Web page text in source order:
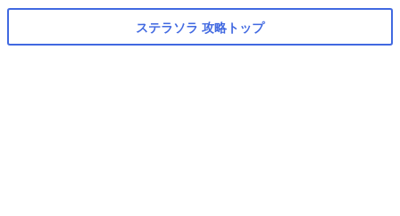
ステラソラ 攻略トップ